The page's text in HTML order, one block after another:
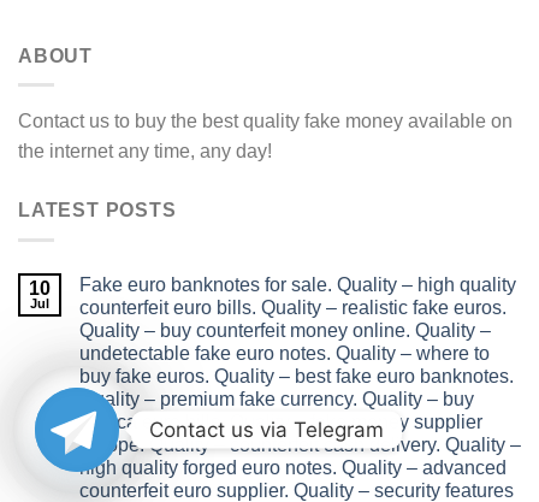
ABOUT
Contact us to buy the best quality fake money available on
the internet any time, any day!
LATEST POSTS
10
Jul
Fake euro banknotes for sale. Quality – high quality
counterfeit euro bills. Quality – realistic fake euros.
Quality – buy counterfeit money online. Quality –
undetectable fake euro notes. Quality – where to
buy fake euros. Quality – best fake euro banknotes.
Quality – premium fake currency. Quality – buy
replica euro bills. Quality – fake money supplier
europe. Quality – counterfeit cash delivery. Quality –
high quality forged euro notes. Quality – advanced
counterfeit euro supplier. Quality – security features
Contact us via Telegram